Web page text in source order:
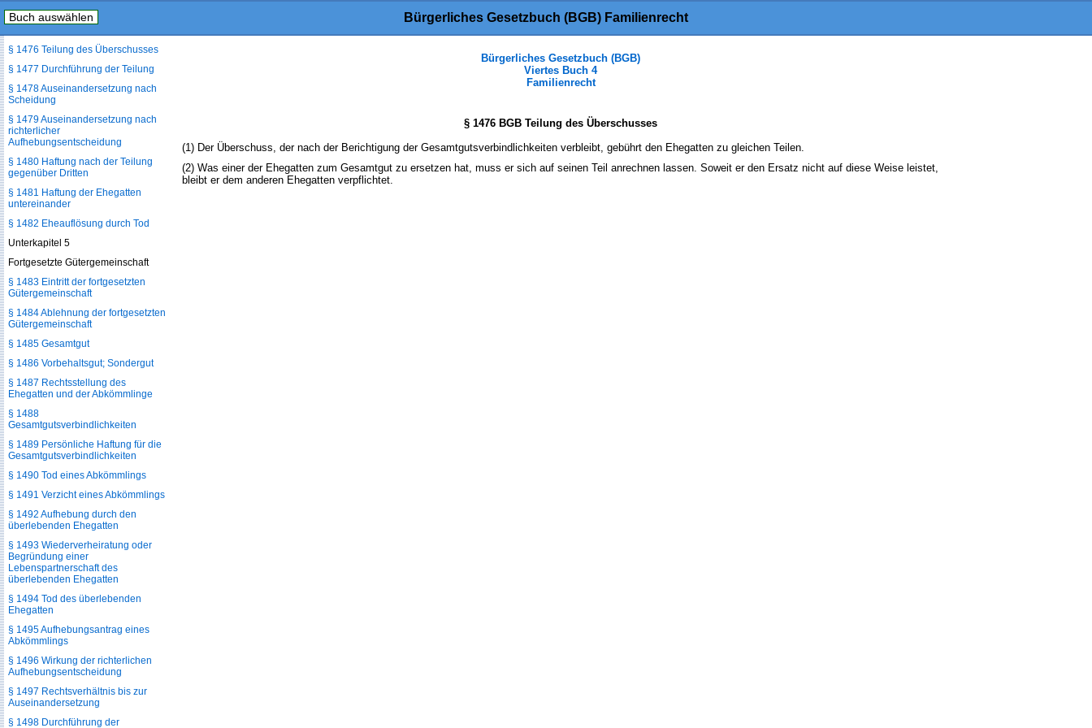
Buch auswählen Bürgerliches Gesetzbuch (BGB) Familienrecht
Bürgerliches Gesetzbuch (BGB)
Viertes Buch 4
Familienrecht
§ 1476 BGB Teilung des Überschusses
(1) Der Überschuss, der nach der Berichtigung der Gesamtgutsverbindlichkeiten verbleibt, gebührt den Ehegatten zu gleichen Teilen.
(2) Was einer der Ehegatten zum Gesamtgut zu ersetzen hat, muss er sich auf seinen Teil anrechnen lassen. Soweit er den Ersatz nicht auf diese Weise leistet,
bleibt er dem anderen Ehegatten verpflichtet.
§ 1475 Berichtigung der
§ 1476 Teilung des Überschusses
§ 1477 Durchführung der Teilung
§ 1478 Auseinandersetzung nach
Scheidung
§ 1479 Auseinandersetzung nach
richterlicher
Aufhebungsentscheidung
§ 1480 Haftung nach der Teilung
gegenüber Dritten
§ 1481 Haftung der Ehegatten
untereinander
§ 1482 Eheauflösung durch Tod
Unterkapitel 5
Fortgesetzte Gütergemeinschaft
§ 1483 Eintritt der fortgesetzten
Gütergemeinschaft
§ 1484 Ablehnung der fortgesetzten
Gütergemeinschaft
§ 1485 Gesamtgut
§ 1486 Vorbehaltsgut; Sondergut
§ 1487 Rechtsstellung des
Ehegatten und der Abkömmlinge
§ 1488
Gesamtgutsverbindlichkeiten
§ 1489 Persönliche Haftung für die
Gesamtgutsverbindlichkeiten
§ 1490 Tod eines Abkömmlings
§ 1491 Verzicht eines Abkömmlings
§ 1492 Aufhebung durch den
überlebenden Ehegatten
§ 1493 Wiederverheiratung oder
Begründung einer
Lebenspartnerschaft des
überlebenden Ehegatten
§ 1494 Tod des überlebenden
Ehegatten
§ 1495 Aufhebungsantrag eines
Abkömmlings
§ 1496 Wirkung der richterlichen
Aufhebungsentscheidung
§ 1497 Rechtsverhältnis bis zur
Auseinandersetzung
§ 1498 Durchführung der